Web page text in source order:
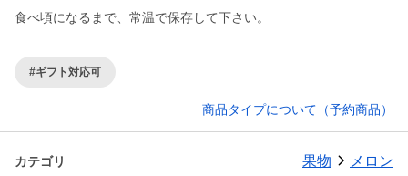
食べ頃になるまで、常温で保存して下さい。
#ギフト対応可
商品タイプについて（予約商品）
カテゴリ 果物 メロン